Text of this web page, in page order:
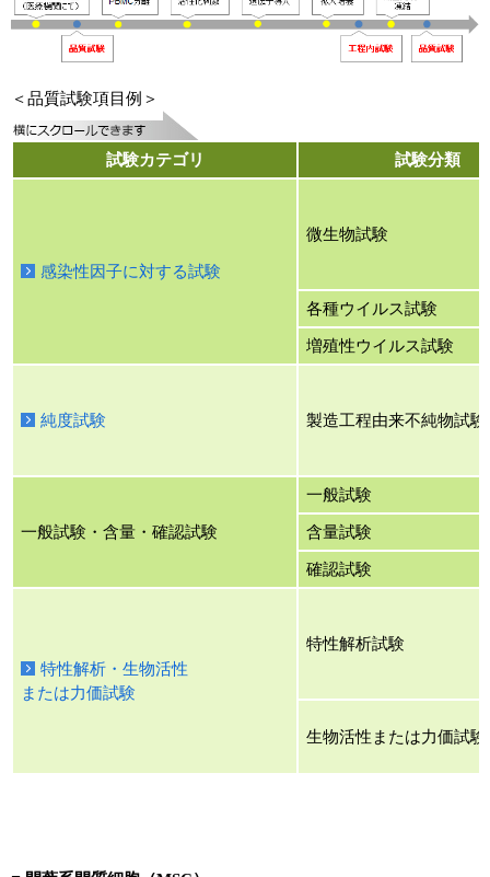
＜品質試験項目例＞
試験カテゴリ 試験分類
感染性因子に対する試験
微生物試験
各種ウイルス試験
増殖性ウイルス試験
純度試験 製造工程由来不純物試験
一般試験・含量・確認試験
一般試験
含量試験
確認試験
特性解析・生物活性
または力価試験
特性解析試験
生物活性または力価試験